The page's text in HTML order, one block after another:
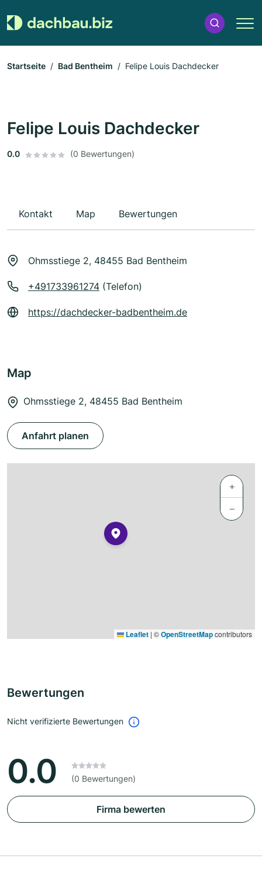
Startseite Bad Bentheim Felipe Louis Dachdecker
Felipe Louis Dachdecker
0.0 (0 Bewertungen)
Kontakt Map Bewertungen
Ohmsstiege 2, 48455 Bad Bentheim
+491733961274 (Telefon)
https://dachdecker-badbentheim.de
Map
Ohmsstiege 2, 48455 Bad Bentheim
Anfahrt planen
+
−
Leaflet | ©OpenStreetMapcontributors
Bewertungen
Nicht verifizierte Bewertungen
0.0 (0 Bewertungen)
Firma bewerten